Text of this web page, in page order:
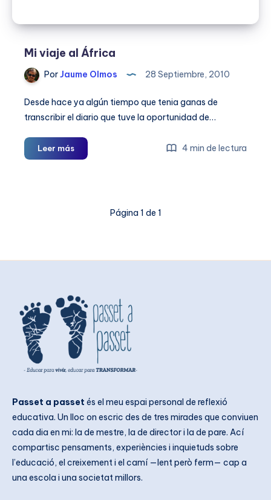
Mi viaje al África
PorJaume Olmos 28 Septiembre, 2010
Desde hace ya algún tiempo que tenia ganas de
transcribir el diario que tuve la oportunidad de…
Leer másMi
viaje
4 min de lectura
Página 1 de 1
Passet a passet és el meu espai personal de reflexió
educativa. Un lloc on escric des de tres mirades que conviuen
cada dia en mi: la de mestre, la de director i la de pare. Ací
compartisc pensaments, experiències i inquietuds sobre
l’educació, el creixement i el camí —lent però ferm— cap a
una escola i una societat millors.